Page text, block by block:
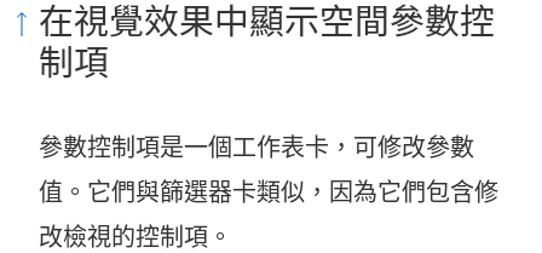
在視覺效果中顯示空間參數控
制項
參數控制項是一個工作表卡，可修改參數
值。它們與篩選器卡類似，因為它們包含修
改檢視的控制項。